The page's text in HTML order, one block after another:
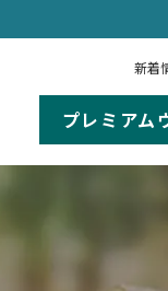
新着
プレミアム